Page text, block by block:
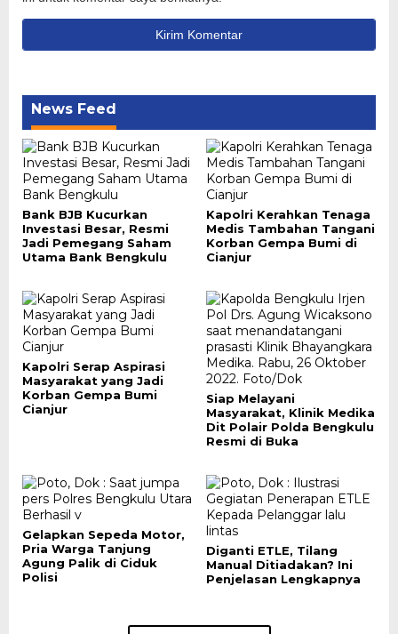
News Feed
Bank BJB Kucurkan
Investasi Besar, Resmi
Jadi Pemegang Saham
Utama Bank Bengkulu
Kapolri Kerahkan Tenaga
Medis Tambahan Tangani
Korban Gempa Bumi di
Cianjur
Kapolri Serap Aspirasi
Masyarakat yang Jadi
Korban Gempa Bumi
Cianjur
Siap Melayani
Masyarakat, Klinik Medika
Dit Polair Polda Bengkulu
Resmi di Buka
Gelapkan Sepeda Motor,
Pria Warga Tanjung
Agung Palik di Ciduk
Polisi
Diganti ETLE, Tilang
Manual Ditiadakan? Ini
Penjelasan Lengkapnya